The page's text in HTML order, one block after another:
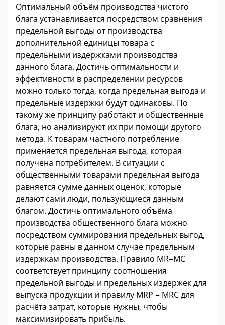
Оптимальный объём производства чистого
блага устанавливается посредством сравнения
предельной выгоды от производства
дополнительной единицы товара с
предельными издержками производства
данного блага. Достичь оптимальности и
эффективности в распределении ресурсов
можно только тогда, когда предельная выгода и
предельные издержки будут одинаковы. По
такому же принципу работают и общественные
блага, но анализируют их при помощи другого
метода. К товарам частного потребление
применяется предельная выгода, которая
получена потребителем. В ситуации с
общественными товарами предельная выгода
равняется сумме данных оценок, которые
делают сами люди, пользующиеся данным
благом. Достичь оптимального объёма
производства общественного блага можно
посредством суммирования предельных выгод,
которые равны в данном случае предельным
издержкам производства. Правило MR=MC
соответствует принципу соотношения
предельной выгоды и предельных издержек для
выпуска продукции и правилу MRP = MRC для
расчёта затрат, которые нужны, чтобы
максимизировать прибыль.